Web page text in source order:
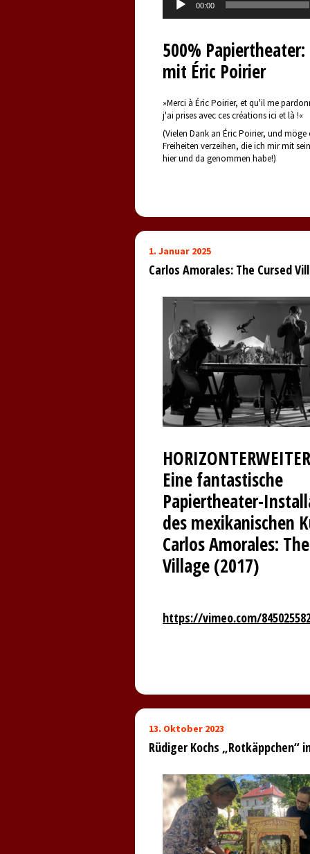
00:00
500% Papiertheater:
mit Éric Poirier
»Merci à Éric Poirier, et qu'il me
j'ai prises avec ces créations ici et là !«
(Vielen Dank an Éric Poirier, und möge
Freiheiten verzeihen, die ich mir mit
hier und da genommen habe!)
1. Januar 2025
Carlos Amorales: The Cursed
Eine fantastische
Papiertheater-
des mexikanischen
Carlos Amorales:
Village (2017)
https://vimeo.com/
13. Oktober 2023
Rüdiger Kochs „Rotkäppchen“